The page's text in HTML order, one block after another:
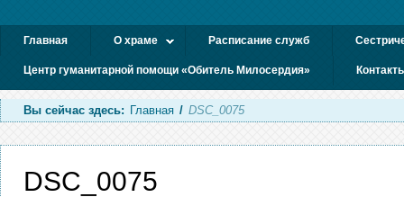
Главная О храме Расписание служб
Центр гуманитарной помощи «Обитель Милосердия»
Вы сейчас здесь: Главная / DSC_0075
DSC_0075